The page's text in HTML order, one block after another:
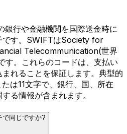
銀行や金融機関を国際送金時に
です。SWIFTはSociety for
Telecommunication(世界
す。これらのコードは、支払い
れることを保証します。典型的
は11文字で、銀行、国、所在
る情報が含まれます。
で同じですか?